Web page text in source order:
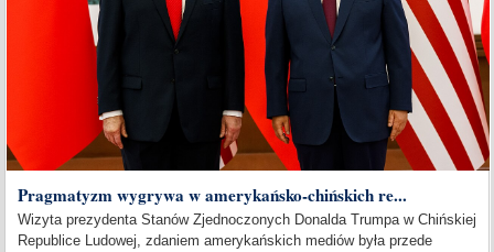
Pragmatyzm wygrywa w amerykańsko-chińskich re...
Wizyta prezydenta Stanów Zjednoczonych Donalda Trumpa w Chińskiej
Republice Ludowej, zdaniem amerykańskich mediów była przede